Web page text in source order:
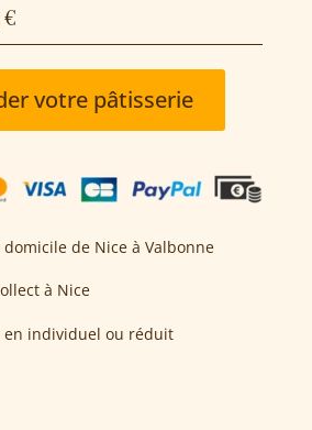
votre pâtisserie
domicile de Nice à Valbonne
à Nice
en individuel ou réduit